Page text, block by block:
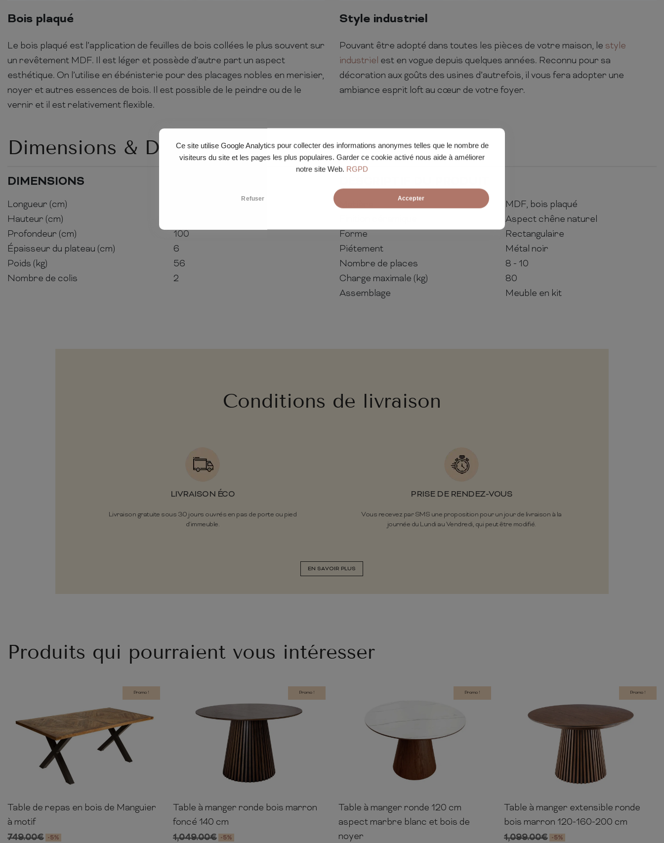
Ce site utilise Google Analytics pour collecter des informations anonymes telles que le nombre de
visiteurs du site et les pages les plus populaires. Garder ce cookie activé nous aide à améliorer
notre site Web. RGPD
Refuser Accepter
Bois plaqué
Le bois plaqué est l’application de feuilles de bois collées le plus souvent sur
un revêtement MDF. Il est léger et possède d’autre part un aspect
esthétique. On l’utilise en ébénisterie pour des placages nobles en merisier,
noyer et autres essences de bois. Il est possible de le peindre ou de le
vernir et il est relativement flexible.
Style industriel
Pouvant être adopté dans toutes les pièces de votre maison, le style
industriel est en vogue depuis quelques années. Reconnu pour sa
décoration aux goûts des usines d’autrefois, il vous fera adopter une
ambiance esprit loft au cœur de votre foyer.
Dimensions & Détails
DIMENSIONS
Longueur (cm)
Hauteur (cm)
Profondeur (cm)
100
Épaisseur du plateau (cm)
6
Poids (kg)
56
Nombre de colis
2
Matière
MDF, bois plaqué
Aspect chêne naturel
Forme
Rectangulaire
Piétement
Métal noir
Nombre de places
8 - 10
Charge maximale (kg)
80
Assemblage
Meuble en kit
Conditions de livraison
LIVRAISON ÉCO
Livraison gratuite sous 30 jours ouvrés en pas de porte ou pied
d'immeuble.
PRISE DE RENDEZ-VOUS
Vous recevez par SMS une proposition pour un jour de livraison à la
journée du Lundi au Vendredi, qui peut être modifié.
EN SAVOIR PLUS
Produits qui pourraient vous intéresser
Promo !
76cm 160cm 90cm
Table de repas en bois de Manguier
à motif
749.00€ -5%
Promo !
75cm 140cm 140cm
Table à manger ronde bois marron
foncé 140 cm
1,049.00€ -5%
Promo !
75cm 120cm
Table à manger ronde 120 cm
aspect marbre blanc et bois de
noyer
Promo !
75cm 120-160-200cm 120cm
Table à manger extensible ronde
bois marron 120-160-200 cm
1,099.00€ -5%